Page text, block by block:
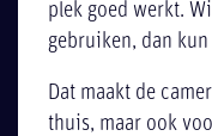
plek goed werkt.
gebruiken, dan
Dat maakt de
thuis, maar ook